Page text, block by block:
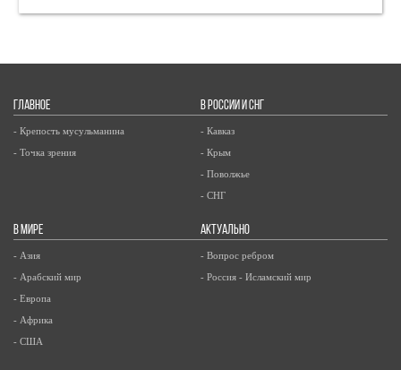
ГЛАВНОЕ
- Крепость мусульманина
- Точка зрения
В РОССИИ И СНГ
- Кавказ
- Крым
- Поволжье
- СНГ
В МИРЕ
- Азия
- Арабский мир
- Европа
- Африка
- США
АКТУАЛЬНО
- Вопрос ребром
- Россия - Исламский мир